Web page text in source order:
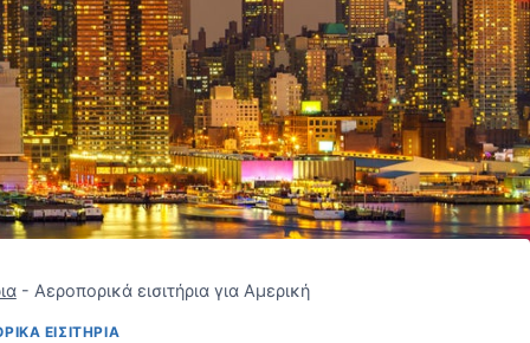
- Αεροπορικά εισιτήρια για Αμερική
ΕΙΣΙΤΉΡΙΑ